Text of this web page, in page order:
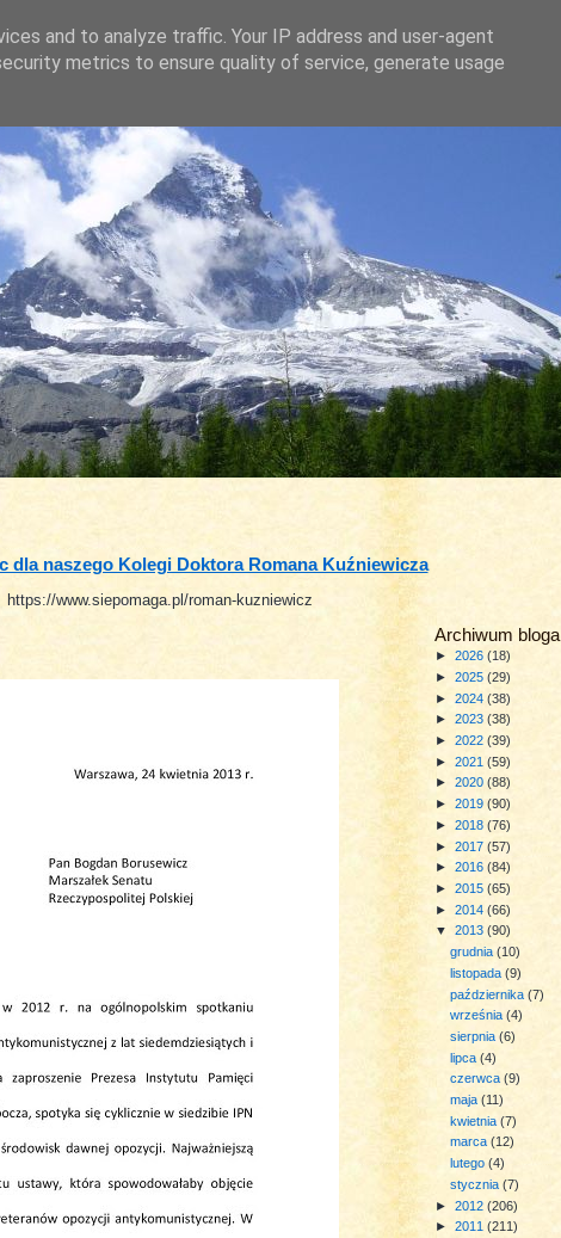
dla naszego Kolegi Doktora Romana Kuźniewicza
https://www.siepomaga.pl/roman-kuzniewicz
Archiwum bloga
► 2026 (18)
► 2025 (29)
► 2024 (38)
► 2023 (38)
► 2022 (39)
► 2021 (59)
► 2020 (88)
► 2019 (90)
► 2018 (76)
► 2017 (57)
► 2016 (84)
► 2015 (65)
► 2014 (66)
▼ 2013 (90)
grudnia(10)
listopada(9)
października(7)
września(4)
sierpnia(6)
lipca(4)
czerwca(9)
maja(11)
kwietnia(7)
marca(12)
lutego(4)
stycznia(7)
► 2012 (206)
► 2011 (211)
and to analyze traffic. Your IP address and user-agent
metrics to ensure quality of service, generate usage